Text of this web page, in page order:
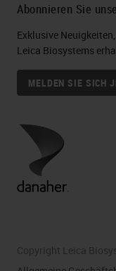
Abonnieren Sie
Exklusive
Leica Biosystems
MELDEN SIE SICH
Copyright Leica